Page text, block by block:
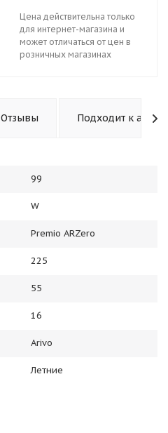
Цена действительна только
для интернет-магазина и
может отличаться от цен в
розничных магазинах
Отзывы Подходит к авто
99
W
Premio ARZero
225
55
16
Arivo
Летние